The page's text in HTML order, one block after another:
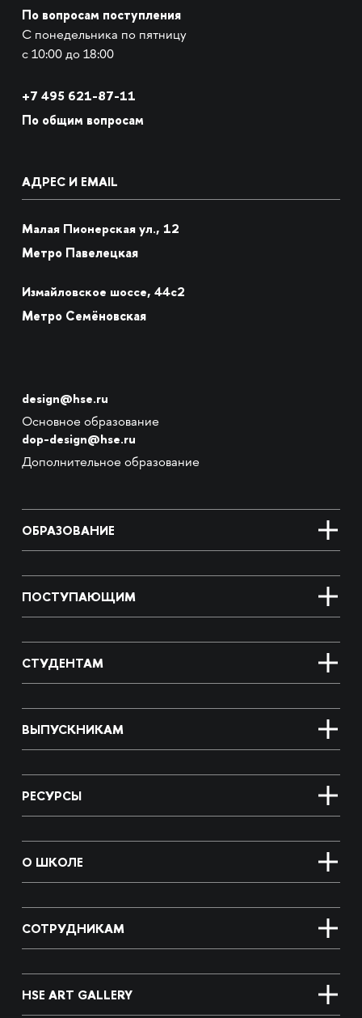
По вопросам поступления
С понедельника по пятницу
с 10:00 до 18:00
+7 495 621-87-11
По общим вопросам
АДРЕС И EMAIL
Малая Пионерская ул., 12
Метро Павелецкая
Измайловское шоссе, 44с2
Метро Семёновская
design@hse.ru
Основное образование
dop-design@hse.ru
Дополнительное образование
ОБРАЗОВАНИЕ
ПОСТУПАЮЩИМ
СТУДЕНТАМ
ВЫПУСКНИКАМ
РЕСУРСЫ
О ШКОЛЕ
СОТРУДНИКАМ
HSE ART GALLERY